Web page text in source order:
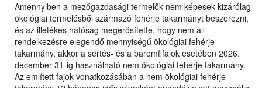
Amennyiben a mezőgazdasági termelők nem képesek kizárólag
ökológiai termelésből származó fehérje takarmányt beszerezni,
és az illetékes hatóság megerősítette, hogy nem áll
rendelkezésre elegendő mennyiségű ökológiai fehérje
takarmány, akkor a sertés- és a baromfifajok esetében 2026.
december 31-ig használható nem ökológiai fehérje takarmány.
Az említett fajok vonatkozásában a nem ökológiai fehérje